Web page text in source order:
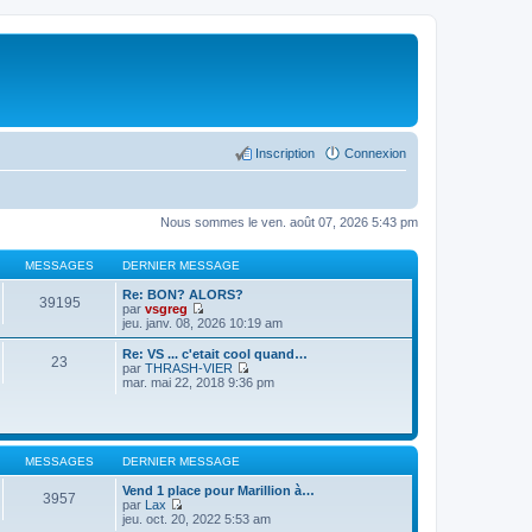
Connexion
Inscription
Nous sommes le ven. août 07, 2026 5:43 pm
MESSAGES DERNIER MESSAGE
39195
Re: BON? ALORS?
par vsgreg
C
o
n
s
u
l
r
l
e
d
e
n
jeu. janv. 08, 2026 10:19 am
23
Re: VS ... c'etait cool quand…
par THRASH-VIER
C
u
l
e
r
e
mar. mai 22, 2018 9:36 pm
MESSAGES DERNIER MESSAGE
3957
Vend 1 place pour Marillion à…
par Lax
C
jeu. oct. 20, 2022 5:53 am